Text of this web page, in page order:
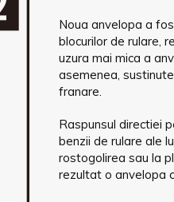
Noua anvelopa a
blocurilor de rulare,
uzura mai mica a
asemenea,
franare.
Raspunsul directiei
benzii de rulare ale
rostogolirea sau la
rezultat o anvelopa